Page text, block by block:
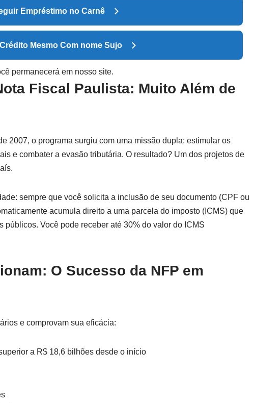
Empréstimo no Carnê
Mesmo Com nome Sujo
permanecerá em nosso site.
Fiscal Paulista: Muito Além de
2007, o programa surgiu com uma missão dupla: estimular os
e combater a evasão tributária. O resultado? Um dos projetos de
sempre que você solicita a inclusão de seu documento (CPF ou
acumula direito a uma parcela do imposto (ICMS) que
Você pode receber até 30% do valor do ICMS
O Sucesso da NFP em
e comprovam sua eficácia:
a R$ 18,6 bilhões desde o início